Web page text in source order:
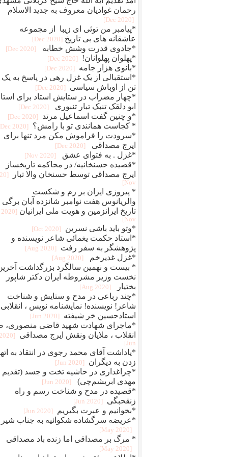
رحمان غوادیان معروف به جدید الاسلام
[2020 Dec]
*پیامبر من توئی ای زیبا از مجموعه
عاشقانه های بی تاریخ [2020 Dec]
*جادوی قدرت وشش خطابه [2020 Dec]
*پهلوان پهلوانان! [2020 Dec]
*بانوی هزار جامه [2020 Dec]
*استقبالی از یک غزل رهی در پاسخ به یک
تن از اوباش سیاسی
[2020 Dec]
*چهار مضراب در ستایش استاد برای
ابو دلقک تنبک تبار تنبوری
[2020 Dec]
*و چنین گفت اسماعیل مرتد [2020 Dec]
* کجاست همانندی تو با رامش؟ [2020 Dec]
*سرودت را فراموش مکن مرد تنها برای
ایرج مصداقی
[2020 Dec]
*غزل . به فتوای عشق [2020 Nov]
*قصیده حسنخانیه/ در محاکمه تاریخساز
ایرج مصداقی توسط حسنخان والا تبار
Nov]
* پیروزی ایران بر رم و شکست
والریانوس هفت نوامبر شانزده آبان برگی
تاریخ ایرانزمین و هویت ملی ایرانیان
[2020
Nov]
*وتو باید باشی نسرین [2020 Oct]
*استاد حکمت یغمائی شاعر نویسنده و
پژوهشگر به سفر رفت
[2020 Aug]
*غزل غدیرخم [2020 Aug]
* بیست و نهمین سالگرد بزرگداشت
نخست وزیر مشروطه ایران دکتر شاپور
بختیار
[2020 Aug]
*چند رباعی در مدح و ستایش و شناخت
شاعر! نویسنده! نمایشنامه نویس ، انقلابی
استادحسین خر شیفته
[2020 Jun]
*ماجرای شهادت شهید قاضی منصوری،
انقلاب ، ملایان ونقش ایرج مصداقی
[2020
Jun]
*یاداشت آقای محمد رجوی در انتقاد به
زدن به دیگران
[2020 Jun]
*چراغداری در حاشیه تخت و جسد (تقدیم
مهدی ابریشم‌چی)
[2020 Jun]
*قصیده در مدح و شناخت رسم و راه
زنقحبگی
[2020 Jun]
*بخوانیم و عبرت بگیریم [2020 Jun]
*عریضه سرگشاده شکوائیه به جناب شیر
[2020 May]
* مرگ بر مصداقی اما زنده باد مصداقی
[2020 May]